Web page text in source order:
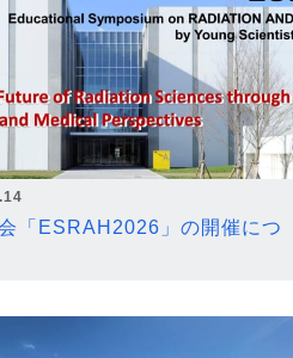
「ESRAH2026」の開催につ